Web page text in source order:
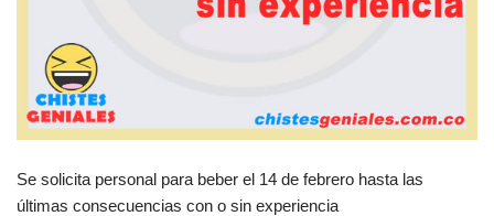
Se solicita personal para beber el 14 de febrero hasta las
últimas consecuencias con o sin experiencia